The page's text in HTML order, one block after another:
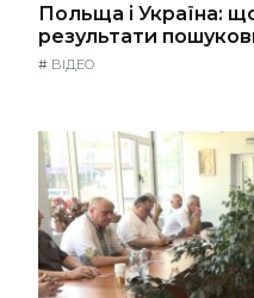
Польща і Україна:
результати
# ВІДЕО